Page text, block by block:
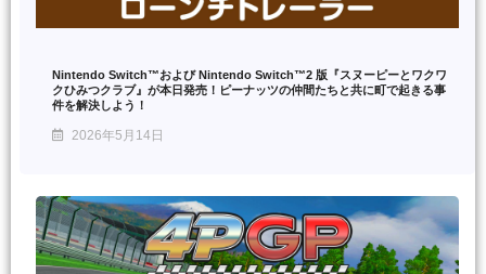
Nintendo Switch™および Nintendo Switch™2 版『スヌーピーとワクワ
クひみつクラブ』が本日発売！ピーナッツの仲間たちと共に町で起きる事
件を解決しよう！
2026年5月14日